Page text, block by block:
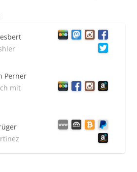
Perner
mit